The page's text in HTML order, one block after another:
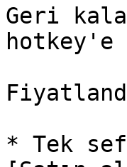
Geri
hotkey'e
* Tek